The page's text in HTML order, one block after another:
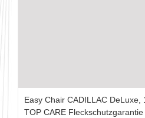
Easy Chair CADILLAC
TOP CARE Fleckschutzgarantie